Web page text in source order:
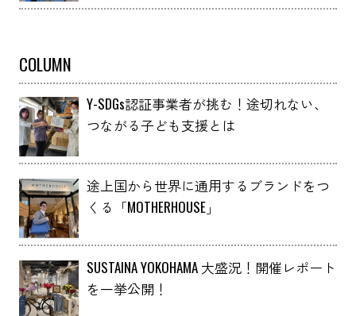
ップサイクルしました！
COLUMN
Y-SDGs認証事業者が挑む！途切れない、
つながる子ども支援とは
途上国から世界に通用するブランドをつ
くる「MOTHERHOUSE」
SUSTAINA YOKOHAMA 大盛況！開催レポート
を一挙公開！